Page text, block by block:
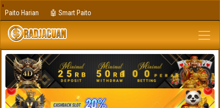
Paito Harian 🤖 Smart Paito